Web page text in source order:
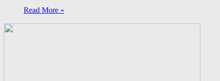
Read More »